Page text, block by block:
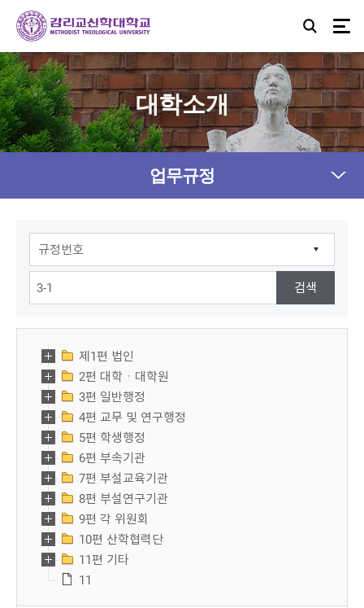
대학소개
업무규정
제1편 법인
2편 대학ㆍ대학원
3편 일반행정
4편 교무 및 연구행정
5편 학생행정
6편 부속기관
7편 부설교육기관
8편 부설연구기관
9편 각 위원회
10편 산학협력단
11편 기타
11